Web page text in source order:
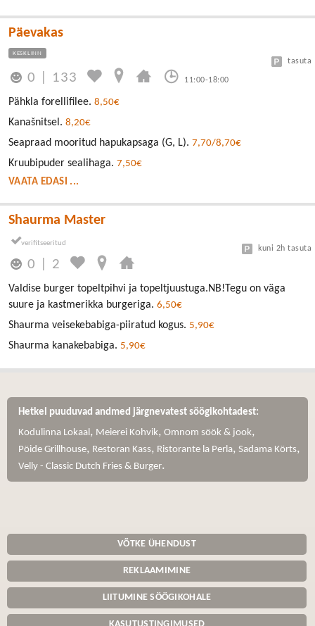
Päevakas
KESKLINN
0 133 11:00-18:00
tasuta
Pähkla forellifilee. 8,50€
Kanašnitsel. 8,20€
Seapraad mooritud hapukapsaga (G, L). 7,70/8,70€
Kruubipuder sealihaga. 7,50€
VAATA EDASI ...
Shaurma Master
0 2
kuni 2h tasuta
Valdise burger topeltpihvi ja topeltjuustuga.NB!Tegu on väga
suure ja kastmerikka burgeriga. 6,50€
Shaurma veisekebabiga-piiratud kogus. 5,90€
Shaurma kanakebabiga. 5,90€
Hetkel puuduvad andmed järgnevatest söögikohtadest:
Kodulinna Lokaal , Meierei Kohvik, Omnom söök & jook,
Pöide Grillhouse, Restoran Kass, Ristorante la Perla, Sadama Körts,
Velly - Classic Dutch Fries & Burger.
VÕTKE ÜHENDUST
REKLAAMIMINE
LIITUMINE SÖÖGIKOHALE